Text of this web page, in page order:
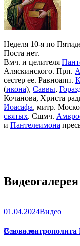
Неделя 10-я по
Поста нет.
Вмч. и целителя
Аляскинского. Прп.
сестер ее. Равноапп.
(икона), Саввы,
Кочанова, Христа
Иоасафа, митр.
святых. Сщмч.
и Пантелеимона
Видеогалерея
01.04.2024Видео
Слово митрополита
Все видео